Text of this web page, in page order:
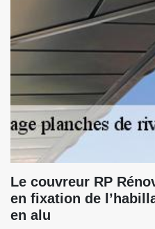
Le couvreur RP
en fixation de
en alu